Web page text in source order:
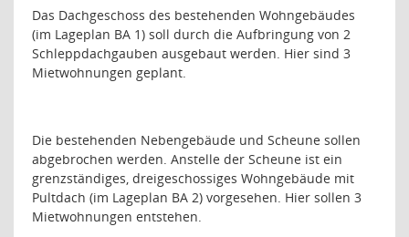
Das Dachgeschoss des bestehenden Wohngebäudes
(im Lageplan BA 1) soll durch die Aufbringung von 2
Schleppdachgauben ausgebaut werden. Hier sind 3
Mietwohnungen geplant.
Die bestehenden Nebengebäude und Scheune sollen
abgebrochen werden. Anstelle der Scheune ist ein
grenzständiges, dreigeschossiges Wohngebäude mit
Pultdach (im Lageplan BA 2) vorgesehen. Hier sollen 3
Mietwohnungen entstehen.